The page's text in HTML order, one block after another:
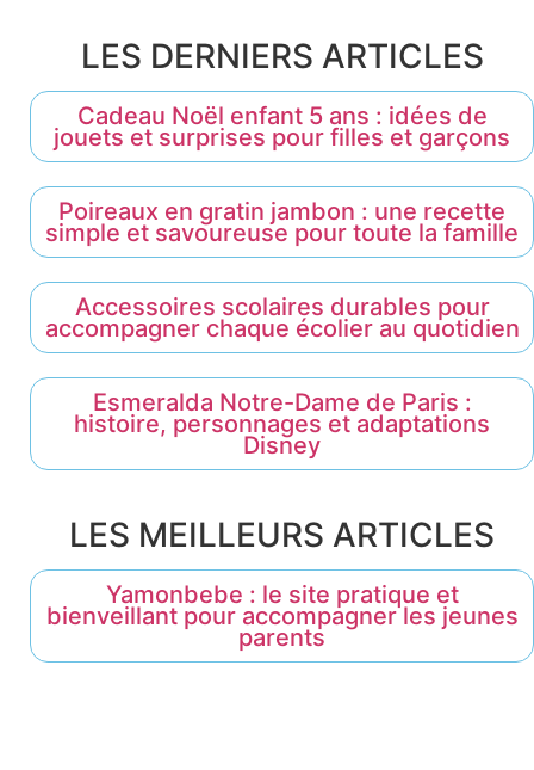
LES DERNIERS ARTICLES
Cadeau Noël enfant 5 ans : idées de
jouets et surprises pour filles et garçons
Poireaux en gratin jambon : une recette
simple et savoureuse pour toute la famille
Accessoires scolaires durables pour
accompagner chaque écolier au quotidien
Esmeralda Notre-Dame de Paris :
histoire, personnages et adaptations
Disney
LES MEILLEURS ARTICLES
Yamonbebe : le site pratique et
bienveillant pour accompagner les jeunes
parents